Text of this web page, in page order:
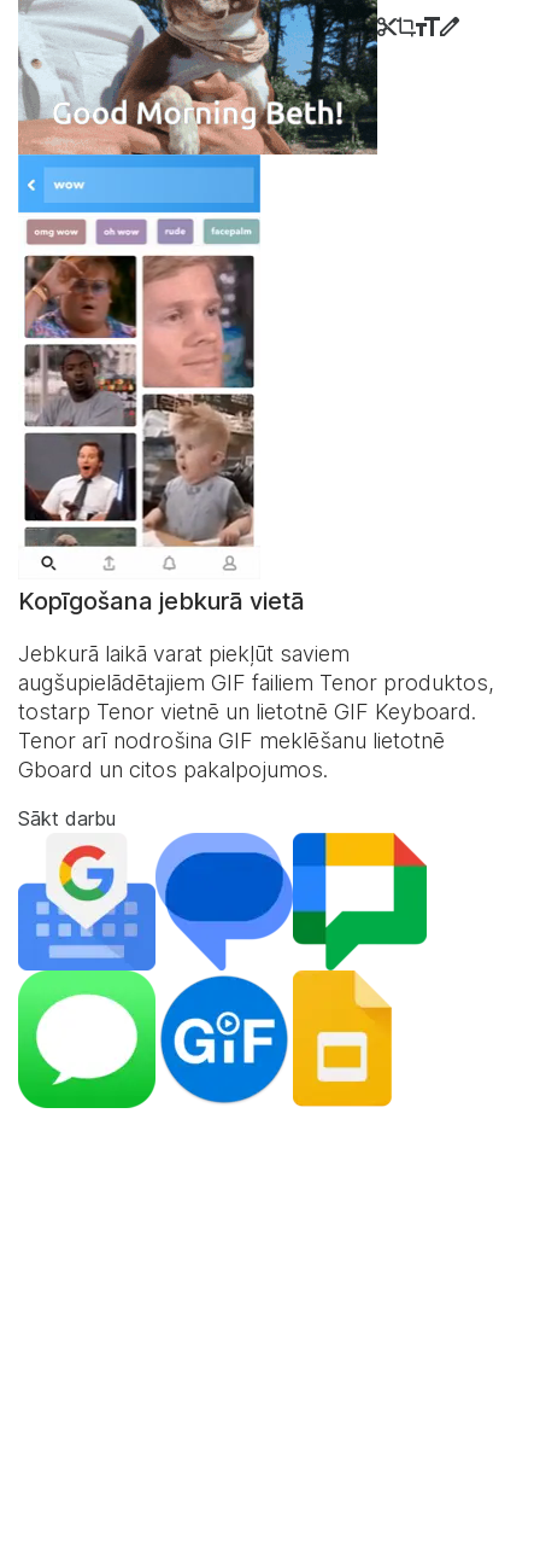
Kopīgošana jebkurā vietā
Jebkurā laikā varat piekļūt saviem
augšupielādētajiem GIF failiem Tenor produktos,
tostarp Tenor vietnē un lietotnē GIF Keyboard.
Tenor arī nodrošina GIF meklēšanu lietotnē
Gboard un citos pakalpojumos.
Sākt darbu